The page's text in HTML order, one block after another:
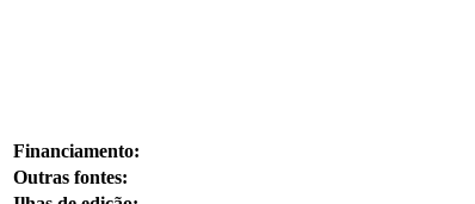
Financiamento:
Outras fontes: